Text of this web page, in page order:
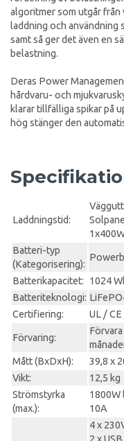
algoritmer som utgår från
laddning och användning
samt så ger det även en
belastning.
Deras Power
hårdvaru- och
klarar tillfälliga spikar på
hög stänger den
Laddningstid:
Batteri-typ
(Kategorisering):
Batterikapacitet:
1024
Batteriteknologi:
Certifiering:
UL /
Förvaring:
Mått (BxDxH):
39,8 x
Vikt:
12,5 kg
Strömstyrka
(max.):
1800W
10A
4 x
2 x